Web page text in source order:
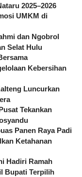
2025–2026
UMKM di
dan Ngobrol
Selat Hulu
Kebersihan
Luncurkan
Tekankan
Panen Raya Padi
Ketahanan
Hadiri Ramah
Bupati Terpilih